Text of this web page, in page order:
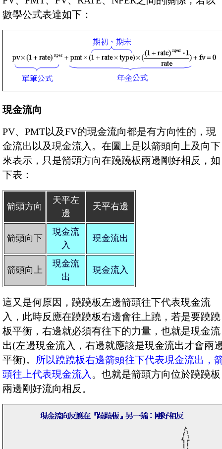
數學公式表達如下：
現金流向
PV、PMT以及FV的現金流向都是有方向性的，現
金流出以及現金流入。在圖上是以箭頭向上及向下
來表示，只是箭頭方向在蹺蹺板兩邊剛好相反，如
下表：
箭頭方向
天平左
邊
天平右邊
箭頭向下
現金流
入
現金流出
箭頭向上
現金流
出
現金流入
這又是何原因，蹺蹺板左邊箭頭往下代表現金流
入，此時反應在蹺蹺板右邊會往上蹺，若是要蹺蹺
板平衡，右邊就必須有往下的力量，也就是現金流
出(左邊現金流入，右邊就應該是現金流出才會兩
平衡)。 所以蹺蹺板右邊箭頭往下代表現金流出，
頭往上代表現金流入 。也就是箭頭方向位於蹺蹺板
兩邊剛好流向相反。